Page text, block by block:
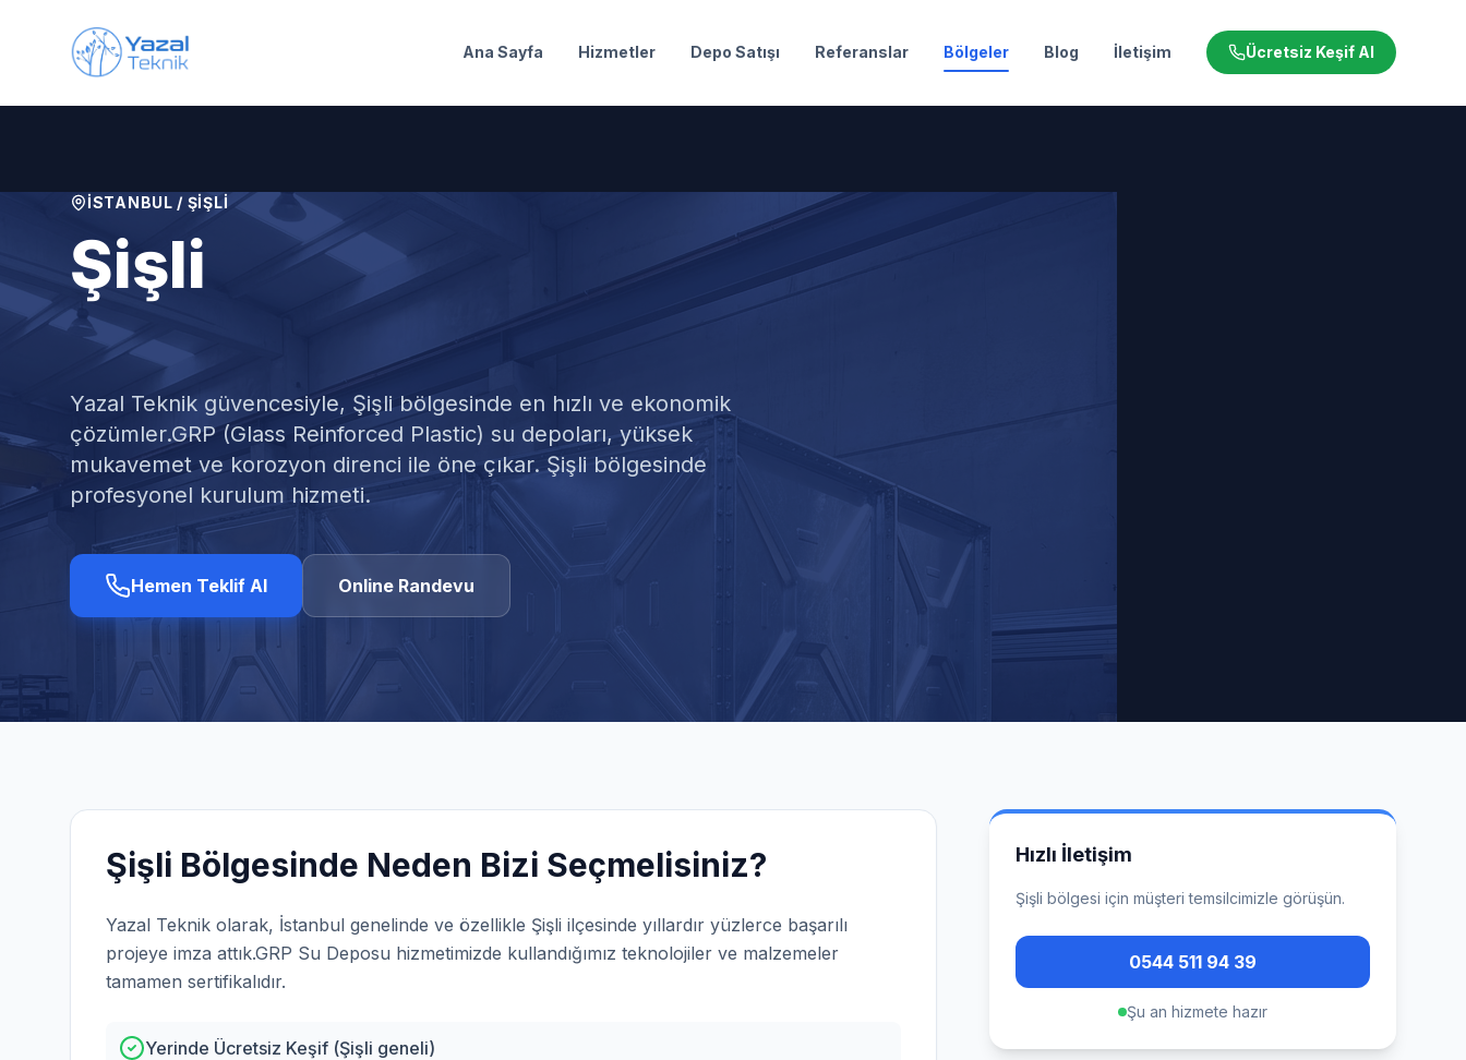
Ana Sayfa Hizmetler Depo Satışı Referanslar Bölgeler Blog İletişim Ücretsiz Keşif Al
İSTANBUL / ŞIŞLI
Şişli
GRP Su Deposu
Yazal Teknik güvencesiyle, Şişlibölgesinde en hızlı ve ekonomik
çözümler.GRP (Glass Reinforced Plastic) su depoları, yüksek
mukavemet ve korozyon direnci ile öne çıkar. Şişli bölgesinde
profesyonel kurulum hizmeti.
Hemen Teklif Al Online Randevu
Şişli Bölgesinde Neden Bizi Seçmelisiniz?
Yazal Teknik olarak, İstanbul genelinde ve özellikle Şişli ilçesinde yıllardır yüzlerce başarılı
projeye imza attık.GRP Su Deposu hizmetimizde kullandığımız teknolojiler ve malzemeler
tamamen sertifikalıdır.
Yerinde Ücretsiz Keşif (Şişli geneli)
Hızlı İletişim
Şişli bölgesi için müşteri temsilcimizle görüşün.
0544 511 94 39
Şu an hizmete hazır